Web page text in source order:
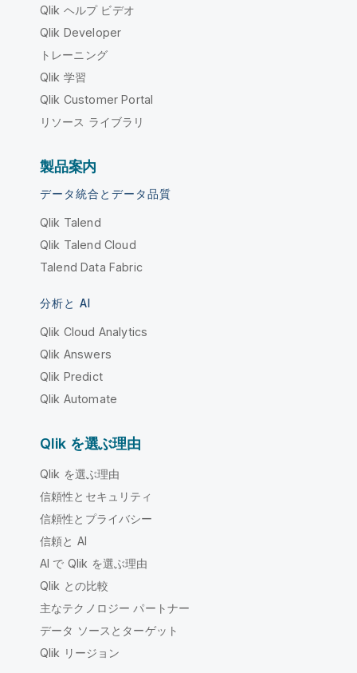
Qlik ヘルプ ビデオ
Qlik Developer
トレーニング
Qlik 学習
Qlik Customer Portal
リソース ライブラリ
製品案内
データ統合とデータ品質
Qlik Talend
Qlik Talend Cloud
Talend Data Fabric
分析と AI
Qlik Cloud Analytics
Qlik Answers
Qlik Predict
Qlik Automate
Qlik を選ぶ理由
Qlik を選ぶ理由
信頼性とセキュリティ
信頼性とプライバシー
信頼と AI
AI で Qlik を選ぶ理由
Qlik との比較
主なテクノロジー パートナー
データ ソースとターゲット
Qlik リージョン